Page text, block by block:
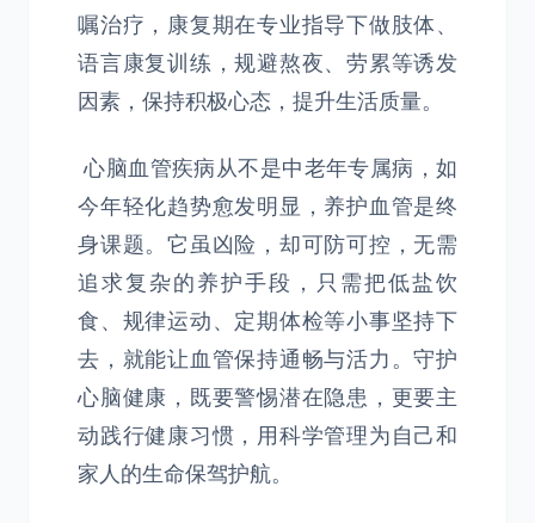
嘱治疗，康复期在专业指导下做肢体、
语言康复训练，规避熬夜、劳累等诱发
因素，保持积极心态，提升生活质量。
心脑血管疾病从不是中老年专属病，如
今年轻化趋势愈发明显，养护血管是终
身课题。它虽凶险，却可防可控，无需
追求复杂的养护手段，只需把低盐饮
食、规律运动、定期体检等小事坚持下
去，就能让血管保持通畅与活力。守护
心脑健康，既要警惕潜在隐患，更要主
动践行健康习惯，用科学管理为自己和
家人的生命保驾护航。